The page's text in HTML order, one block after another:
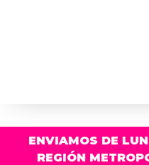
ENVIAMOS DE
REGIÓN